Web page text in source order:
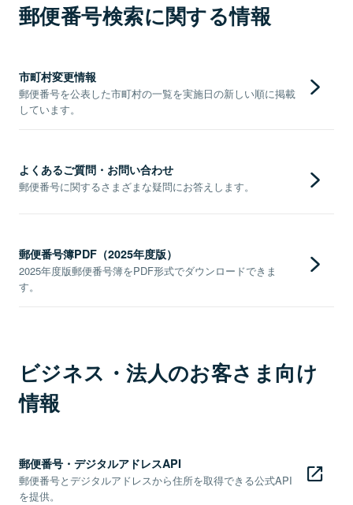
郵便番号検索に関する情報
市町村変更情報
郵便番号を公表した市町村の一覧を実施日の新しい順に掲載
しています。
よくあるご質問・お問い合わせ
郵便番号に関するさまざまな疑問にお答えします。
郵便番号簿PDF（2025年度版）
2025年度版郵便番号簿をPDF形式でダウンロードできま
す。
ビジネス・法人のお客さま向け
情報
郵便番号・デジタルアドレスAPI
郵便番号とデジタルアドレスから住所を取得できる公式API
を提供。